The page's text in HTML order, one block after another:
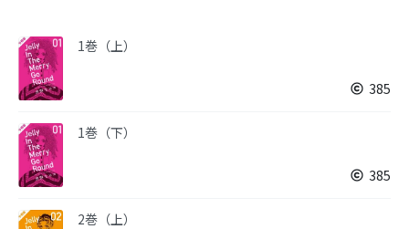
1巻（上）
385
1巻（下）
385
2巻（上）